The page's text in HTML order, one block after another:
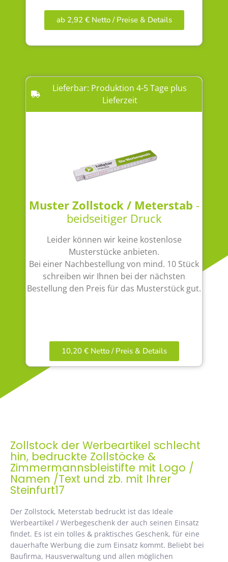
ab 2,92 € Netto / Preise & Details
Lieferbar: Produktion 4-5 Tage plus
Lieferzeit
Muster Zollstock / Meterstab -
beidseitiger Druck
Leider können wir keine kostenlose
Musterstücke anbieten.
Bei einer Nachbestellung von mind. 10 Stück
schreiben wir Ihnen bei der nächsten
Bestellung den Preis für das Musterstück gut.
10,20 € Netto / Preis & Details
Zollstock der Werbeartikel schlecht
hin, bedruckte Zollstöcke &
Zimmermannsbleistifte mit Logo /
Namen /Text und zb. mit Ihrer
Steinfurt17
Der Zollstock, Meterstab bedruckt ist das Ideale
Werbeartikel / Werbegeschenk der auch seinen Einsatz
findet. Es ist ein tolles & praktisches Geschenk, für eine
dauerhafte Werbung die zum Einsatz kommt. Beliebt bei
Baufirma, Hausverwaltung und allen möglichen